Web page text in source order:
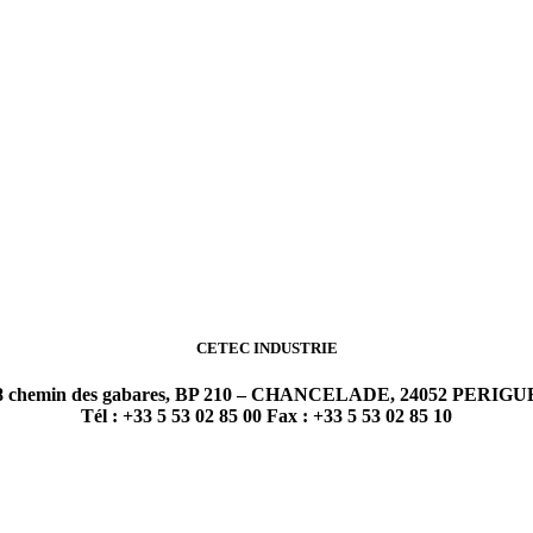
CETEC INDUSTRIE
chemin des gabares, BP 210 – CHANCELADE, 24052
Tél : +33 5 53 02 85 00 Fax : +33 5 53 02 85 10